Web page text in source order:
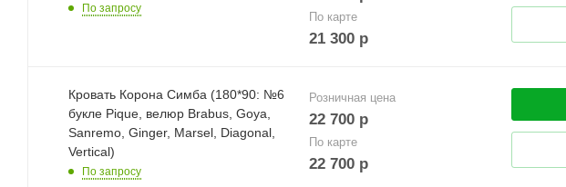
По запросу
По карте
21 300р
Кровать Корона Симба (180*90: №6
букле Pique, велюр Brabus, Goya,
Sanremo, Ginger, Marsel, Diagonal,
Vertical)
По запросу
Розничная цена
22 700р
По карте
22 700р